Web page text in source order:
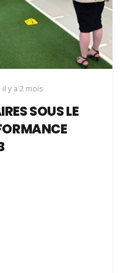
il y a 2 mois
SOUS LE